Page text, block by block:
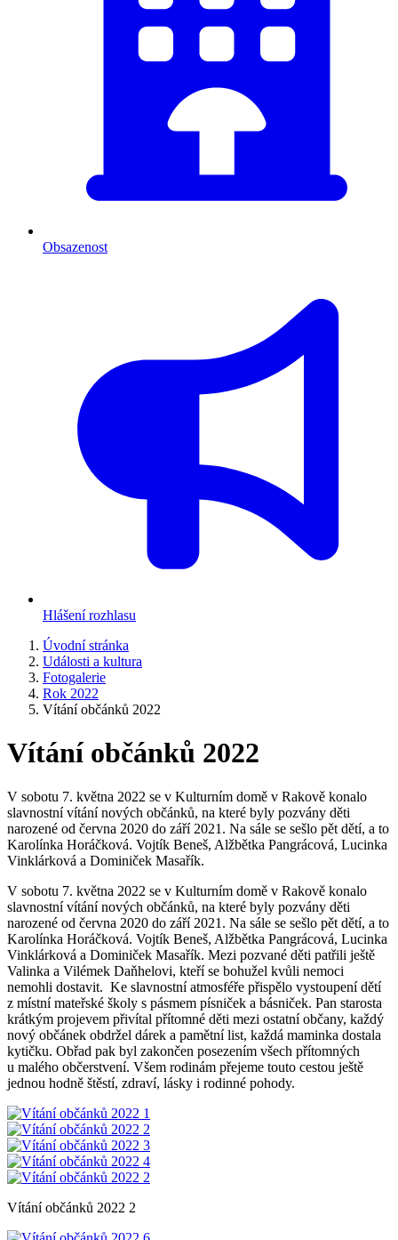
Obsazenost
Hlášení rozhlasu
Úvodní stránka
Události a kultura
Fotogalerie
Rok 2022
Vítání občánků 2022
Vítání občánků 2022
V sobotu 7. května 2022 se v Kulturním domě v Rakově konalo
slavnostní vítání nových občánků, na které byly pozvány děti
narozené od června 2020 do září 2021. Na sále se sešlo pět dětí, a to
Karolínka Horáčková. Vojtík Beneš, Alžbětka Pangrácová, Lucinka
Vinklárková a Dominiček Masařík.
V sobotu 7. května 2022 se v Kulturním domě v Rakově konalo
slavnostní vítání nových občánků, na které byly pozvány děti
narozené od června 2020 do září 2021. Na sále se sešlo pět dětí, a to
Karolínka Horáčková. Vojtík Beneš, Alžbětka Pangrácová, Lucinka
Vinklárková a Dominiček Masařík. Mezi pozvané děti patřili ještě
Valinka a Vilémek Daňhelovi, kteří se bohužel kvůli nemoci
nemohli dostavit. Ke slavnostní atmosféře přispělo vystoupení dětí
z místní mateřské školy s pásmem písniček a básniček. Pan starosta
krátkým projevem přivítal přítomné děti mezi ostatní občany, každý
nový občánek obdržel dárek a pamětní list, každá maminka dostala
kytičku. Obřad pak byl zakončen posezením všech přítomných
u malého občerstvení. Všem rodinám přejeme touto cestou ještě
jednou hodně štěstí, zdraví, lásky i rodinné pohody.
Vítání občánků 2022 2